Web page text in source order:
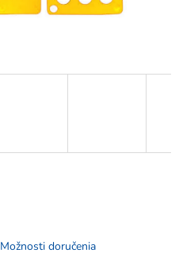
Možnosti doručenia